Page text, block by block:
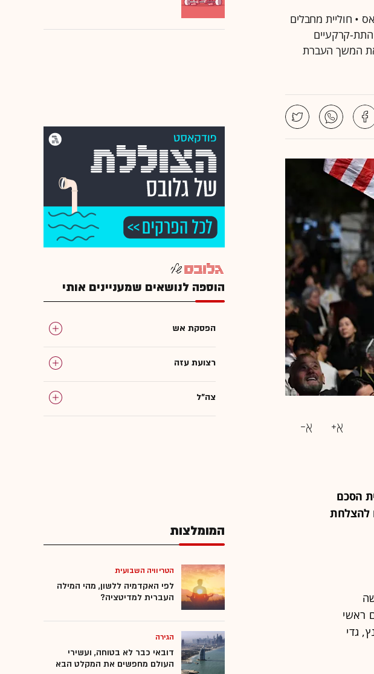
• חוליית מחבלים
קרקעיים
המשך העברת
הסכם
להצלחת
גם ראשי
גדי
הוספה לנושאים שמעניינים אותי
הפסקת אש
רצועת עזה
צה"ל
המומלצות
הטריוויה השבועית
לפי האקדמיה ללשון, מהי המילה
העברית למדיטציה?
הגירה
דובאי כבר לא בטוחה, ועשירי
העולם מחפשים את המקלט הבא